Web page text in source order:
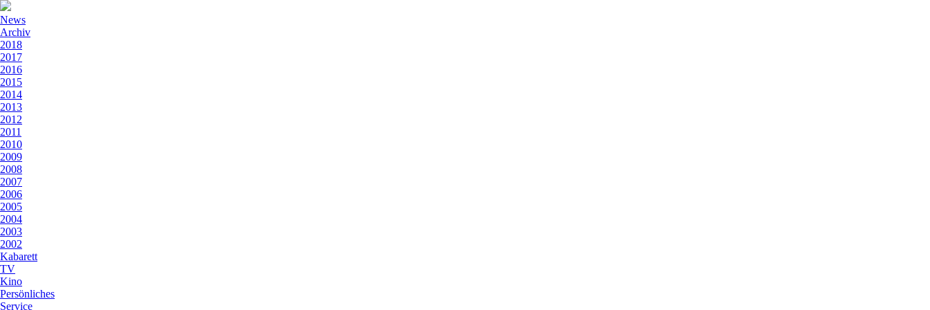
News
Archiv
2018
2017
2016
2015
2014
2013
2012
2011
2010
2009
2008
2007
2006
2005
2004
2003
2002
Kabarett
TV
Kino
Persönliches
Service